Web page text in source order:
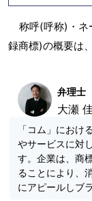
称呼(呼称)・ネ
録商標)の概要は
弁理士
大瀬
「コム」におけ
やサービスに対
す。企業は、商
ることにより、
にアピールしブ